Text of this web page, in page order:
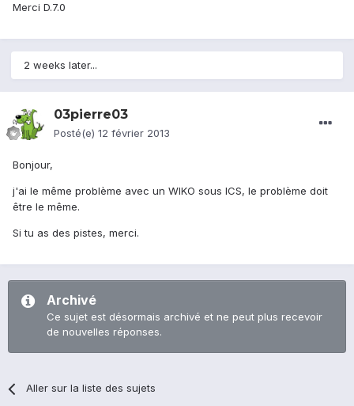
Merci D.7.0
2 weeks later...
03pierre03
Posté(e) 12 février 2013
Bonjour,
j'ai le même problème avec un WIKO sous ICS, le problème doit
être le même.
Si tu as des pistes, merci.
Archivé
Ce sujet est désormais archivé et ne peut plus recevoir
de nouvelles réponses.
Aller sur la liste des sujets